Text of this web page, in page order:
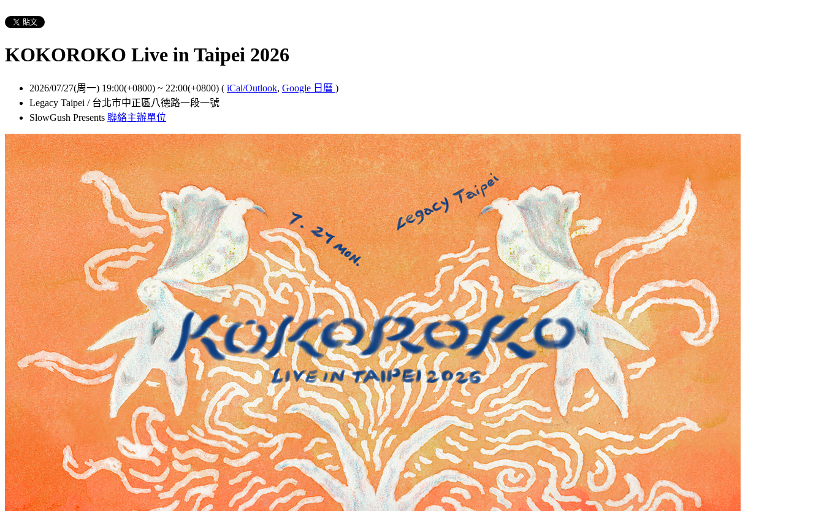
KOKOROKO Live in Taipei 2026
2026/07/27(周一) 19:00(+0800) ~ 22:00(+0800) ( iCal/Outlook, Google 日曆 )
Legacy Taipei / 台北市中正區八德路一段一號
SlowGush Presents 聯絡主辦單位